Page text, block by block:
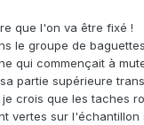
que l'on va être fixé !
le groupe de
qui commençait à
partie supérieure
crois que les taches
vertes sur l'échantillon